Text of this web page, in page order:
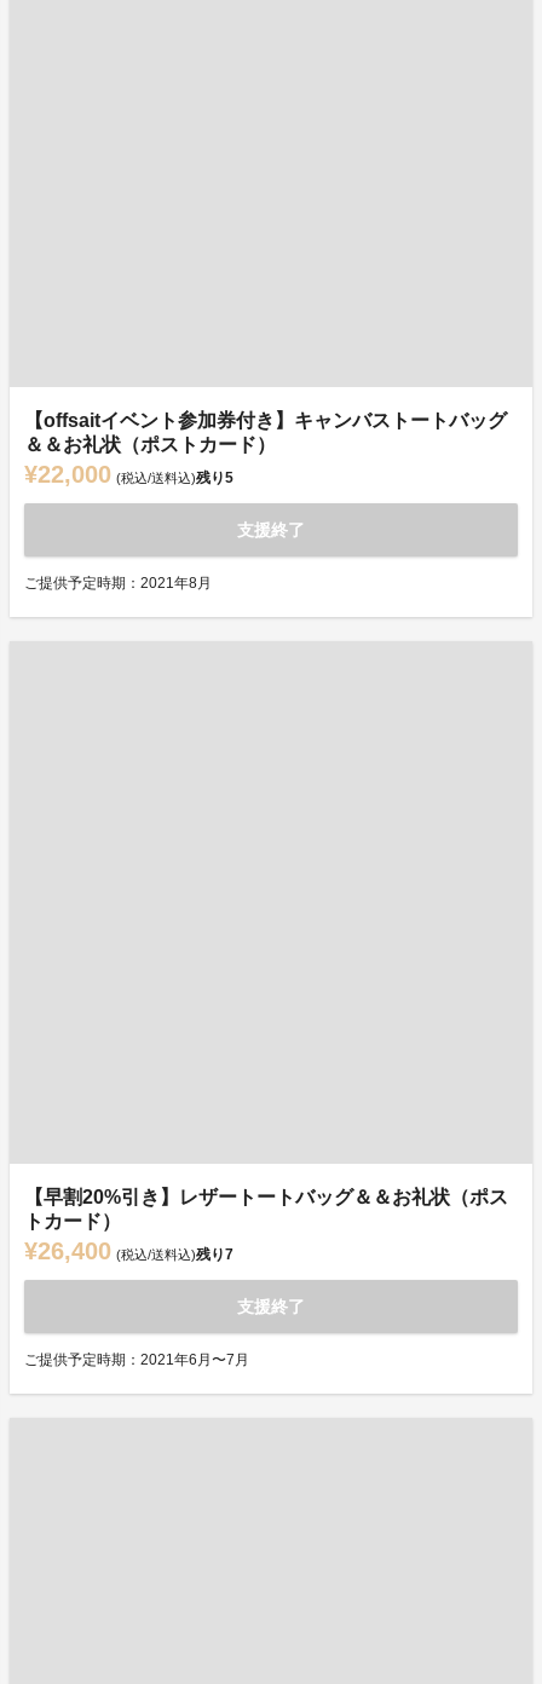
【offsaitイベント参加券付き】キャンバストートバッグ
＆＆お礼状（ポストカード）
¥22,000 (税込/送料込)残り5
支援終了
ご提供予定時期：2021年8月
【早割20%引き】レザートートバッグ＆＆お礼状（ポス
トカード）
¥26,400 (税込/送料込)残り7
支援終了
ご提供予定時期：2021年6月〜7月